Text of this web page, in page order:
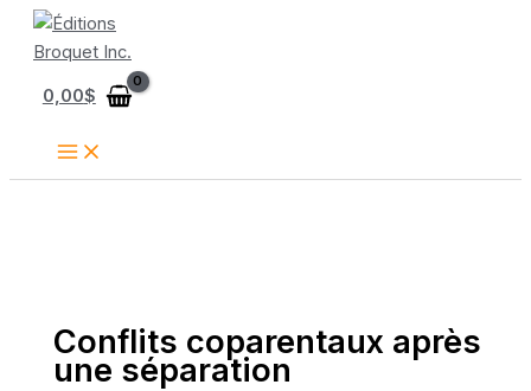
Aller
0,00$
Conflits coparentaux après
une séparation